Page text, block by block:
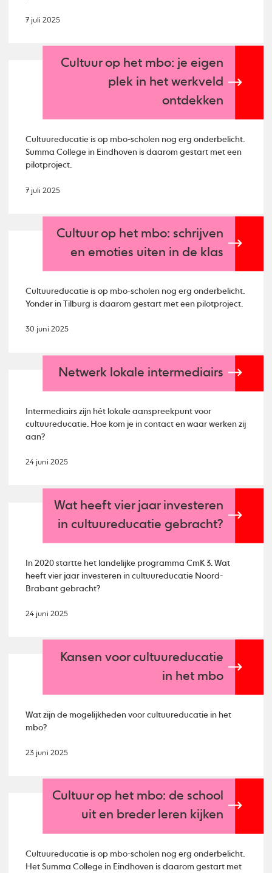
7 juli 2025
Cultuur op het mbo: je eigen
plek in het werkveld
ontdekken
Cultuureducatie is op mbo-scholen nog erg onderbelicht.
Summa College in Eindhoven is daarom gestart met een
pilotproject.
7 juli 2025
Cultuur op het mbo: schrijven
en emoties uiten in de klas
Cultuureducatie is op mbo-scholen nog erg onderbelicht.
Yonder in Tilburg is daarom gestart met een pilotproject.
30 juni 2025
Netwerk lokale intermediairs
Intermediairs zijn hét lokale aanspreekpunt voor
cultuureducatie. Hoe kom je in contact en waar werken zij
aan?
24 juni 2025
Wat heeft vier jaar investeren
in cultuureducatie gebracht?
In 2020 startte het landelijke programma CmK 3. Wat
heeft vier jaar investeren in cultuureducatie Noord-
Brabant gebracht?
24 juni 2025
Kansen voor cultuureducatie
in het mbo
Wat zijn de mogelijkheden voor cultuureducatie in het
mbo?
23 juni 2025
Cultuur op het mbo: de school
uit en breder leren kijken
Cultuureducatie is op mbo-scholen nog erg onderbelicht.
Het Summa College in Eindhoven is daarom gestart met